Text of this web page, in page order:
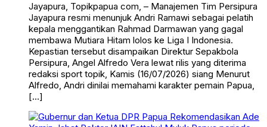
Jayapura, Topikpapua com, – Manajemen Tim Persipura
Jayapura resmi menunjuk Andri Ramawi sebagai pelatih
kepala menggantikan Rahmad Darmawan yang gagal
membawa Mutiara Hitam lolos ke Liga I Indonesia.
Kepastian tersebut disampaikan Direktur Sepakbola
Persipura, Angel Alfredo Vera lewat rilis yang diterima
redaksi sport topik, Kamis (16/07/2026) siang Menurut
Alfredo, Andri dinilai memahami karakter pemain Papua,
[…]